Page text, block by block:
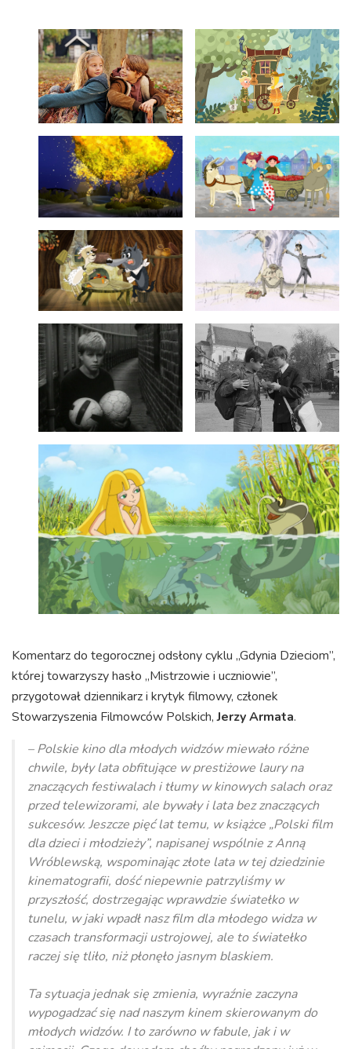
Komentarz do tegorocznej odsłony cyklu „Gdynia Dzieciom”,
której towarzyszy hasło „Mistrzowie i uczniowie”,
przygotował dziennikarz i krytyk filmowy, członek
Stowarzyszenia Filmowców Polskich,Jerzy Armata.
–Polskie kino dla młodych widzów miewało różne
chwile, były lata obfitujące w prestiżowe laury na
znaczących festiwalach i tłumy w kinowych salach oraz
przed telewizorami, ale bywały i lata bez znaczących
sukcesów. Jeszcze pięć lat temu, w książce „Polski film
dla dzieci i młodzieży”, napisanej wspólnie z Anną
Wróblewską, wspominając złote lata w tej dziedzinie
kinematografii, dość niepewnie patrzyliśmy w
przyszłość, dostrzegając wprawdzie światełko w
tunelu, w jaki wpadł nasz film dla młodego widza w
czasach transformacji ustrojowej, ale to światełko
raczej się tliło, niż płonęło jasnym blaskiem.
Ta sytuacja jednak się zmienia, wyraźnie zaczyna
wypogadzać się nad naszym kinem skierowanym do
młodych widzów. I to zarówno w fabule, jak i w